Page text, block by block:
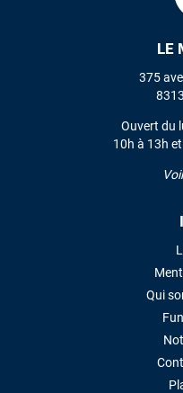
LE
375
Ouvert du
10h à 13h
Qui